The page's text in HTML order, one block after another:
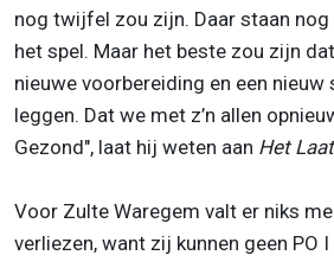
nog twijfel zou zijn. Daar staan
het spel. Maar het beste zou zijn
nieuwe voorbereiding en een nieuw
leggen. Dat we met z’n allen
Gezond", laat hij weten aan Het
Voor Zulte Waregem valt er niks
verliezen, want zij kunnen geen PO